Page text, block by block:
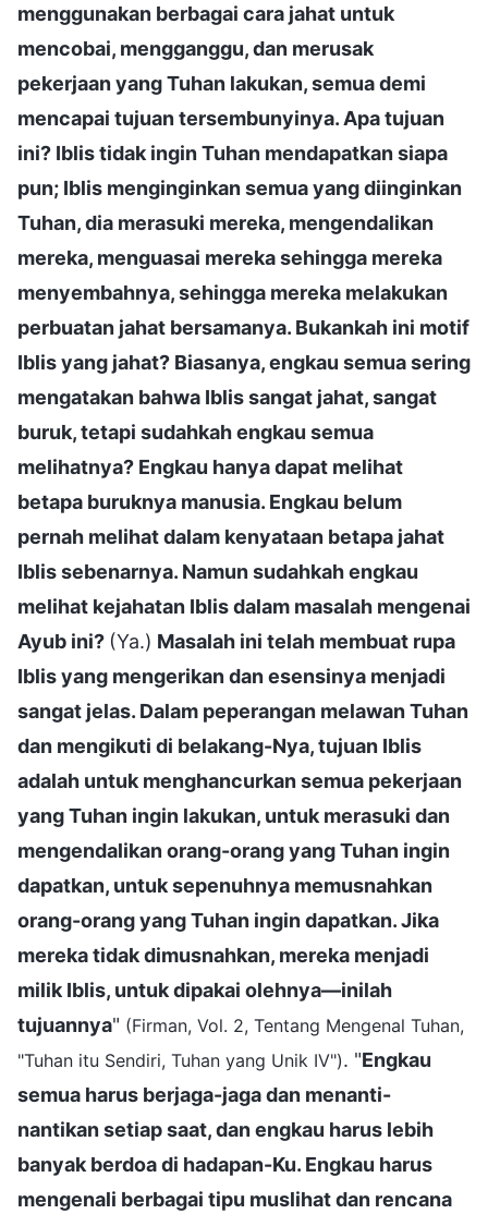
menggunakan berbagai cara jahat untuk
mencobai, mengganggu, dan merusak
pekerjaan yang Tuhan lakukan, semua demi
mencapai tujuan tersembunyinya. Apa tujuan
ini? Iblis tidak ingin Tuhan mendapatkan siapa
pun; Iblis menginginkan semua yang diinginkan
Tuhan, dia merasuki mereka, mengendalikan
mereka, menguasai mereka sehingga mereka
menyembahnya, sehingga mereka melakukan
perbuatan jahat bersamanya. Bukankah ini motif
Iblis yang jahat? Biasanya, engkau semua sering
mengatakan bahwa Iblis sangat jahat, sangat
buruk, tetapi sudahkah engkau semua
melihatnya? Engkau hanya dapat melihat
betapa buruknya manusia. Engkau belum
pernah melihat dalam kenyataan betapa jahat
Iblis sebenarnya. Namun sudahkah engkau
melihat kejahatan Iblis dalam masalah mengenai
Ayub ini? (Ya.) Masalah ini telah membuat rupa
Iblis yang mengerikan dan esensinya menjadi
sangat jelas. Dalam peperangan melawan Tuhan
dan mengikuti di belakang-Nya, tujuan Iblis
adalah untuk menghancurkan semua pekerjaan
yang Tuhan ingin lakukan, untuk merasuki dan
mengendalikan orang-orang yang Tuhan ingin
dapatkan, untuk sepenuhnya memusnahkan
orang-orang yang Tuhan ingin dapatkan. Jika
mereka tidak dimusnahkan, mereka menjadi
milik Iblis, untuk dipakai olehnya—inilah
tujuannya" (Firman, Vol. 2, Tentang Mengenal Tuhan,
"Tuhan itu Sendiri, Tuhan yang Unik IV"). "Engkau
semua harus berjaga-jaga dan menanti-
nantikan setiap saat, dan engkau harus lebih
banyak berdoa di hadapan-Ku. Engkau harus
mengenali berbagai tipu muslihat dan rencana